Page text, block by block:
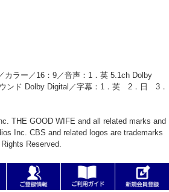
カラー／16：9／音声：1．英 5.1ch Dolby
ンド Dolby Digital／字幕：1．英 2．日 3．
THE GOOD WIFE and all related marks and
Inc. CBS and related logos are trademarks
Reserved.